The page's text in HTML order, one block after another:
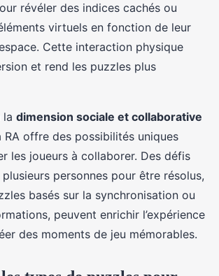
révéler des indices cachés ou
virtuels en fonction de leur
Cette interaction physique
et rend les puzzles plus
la dimension sociale et collaborative
RA offre des possibilités uniques
les joueurs à collaborer. Des défis
personnes pour être résolus,
basés sur la synchronisation ou
peuvent enrichir l’expérience
des moments de jeu mémorables.